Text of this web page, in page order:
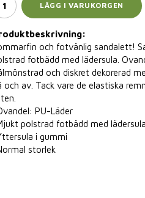
LÄGG I VARUKORGEN
och fotvänlig sandalett!
fotbädd med lädersula.
och diskret dekorerad
och av. Tack vare de elastiska
PU-Läder
polstrad fotbädd med lädersula
i gummi
storlek